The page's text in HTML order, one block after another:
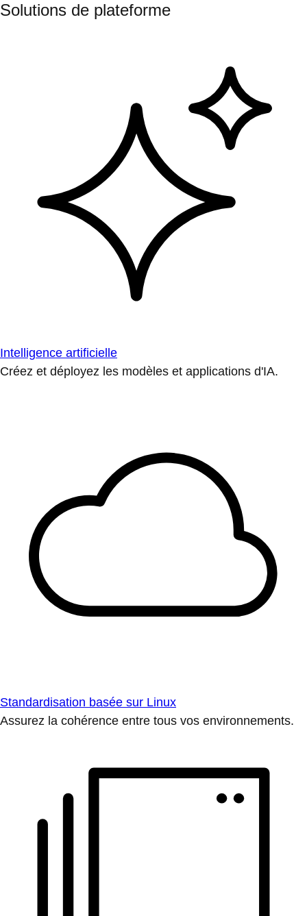
Solutions de plateforme
Intelligence artificielle
Créez et déployez les modèles et applications d'IA.
Standardisation basée sur Linux
Assurez la cohérence entre tous vos environnements.